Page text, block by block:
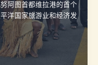
阿图首都维拉港的首个
洋国家旅游业和经济发